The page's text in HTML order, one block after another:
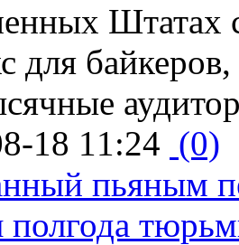
Штатах
для
18 11:24 (0)
пьяным
полгода